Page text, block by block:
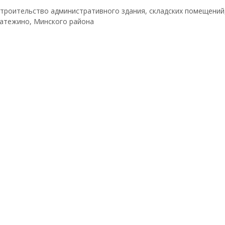
административного здания, складских
Минского района